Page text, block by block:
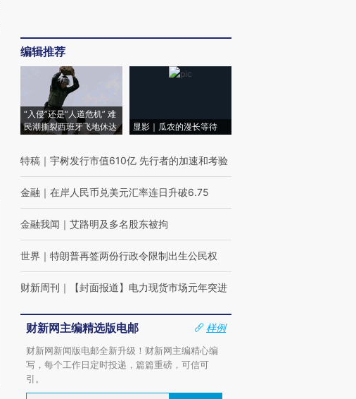
编辑推荐
“入侵”还是“人道危机” 难
民潮撕裂西班牙飞地休达
显影｜瓜农的漫长等待
特稿 ｜ 宇树发行市值610亿 先行者的加速和考验
金融 ｜ 在岸人民币兑美元汇率连日升破6.75
金融我闻 ｜ 艾路明及多名股东被拘
世界 ｜ 特朗普再签两份行政令限制出生公民权
财新周刊 ｜ 【封面报道】电力现货市场元年突进
财新网主编精选版电邮
样例
财新网新闻版电邮全新升级！财新网主编精心编
写，每个工作日定时投递，篇篇重磅，可信可
引。